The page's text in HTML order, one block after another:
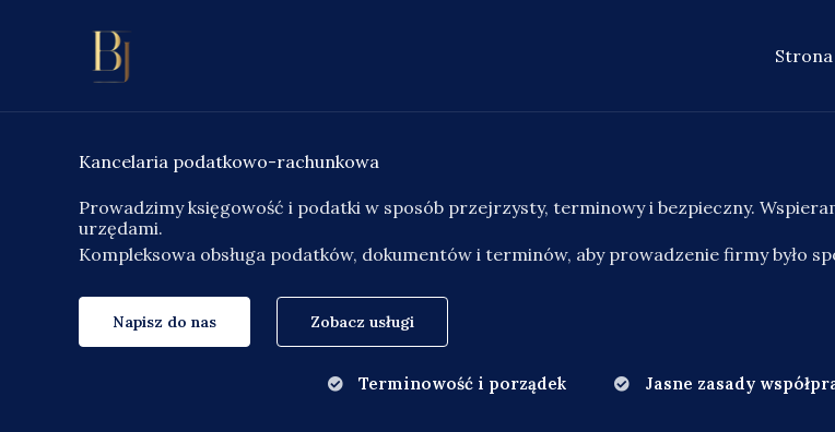
Strona
Kancelaria podatkowo-rachunkowa
Prowadzimy księgowość i podatki w sposób przejrzysty, terminowy i bezpieczny.
urzędami.
Kompleksowa obsługa podatków, dokumentów i terminów, aby prowadzenie firmy było
Napisz do nas Zobacz usługi
Terminowość i porządek Jasne zasady